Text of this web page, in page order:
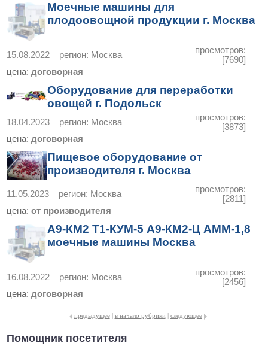
Моечные машины для
плодоовощной продукции г. Москва
15.08.2022 регион: Москва
просмотров:
[7690]
цена: договорная
Оборудование для переработки
овощей г. Подольск
18.04.2023 регион: Москва
просмотров:
[3873]
цена: договорная
Пищевое оборудование от
производителя г. Москва
11.05.2023 регион: Москва
просмотров:
[2811]
цена: от производителя
А9-КМ2 Т1-КУМ-5 А9-КМ2-Ц АММ-1,8
моечные машины Москва
16.08.2022 регион: Москва
просмотров:
[2456]
цена: договорная
предыдущее | в начало рубрики | следующее
Помощник посетителя